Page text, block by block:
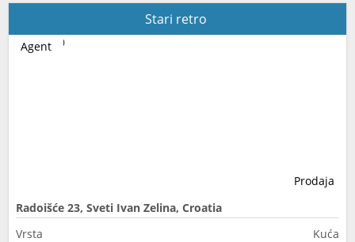
Stari retro
Prodaja
Agent
Radoišće 23, Sveti Ivan Zelina, Croatia
Vrsta
Kuća